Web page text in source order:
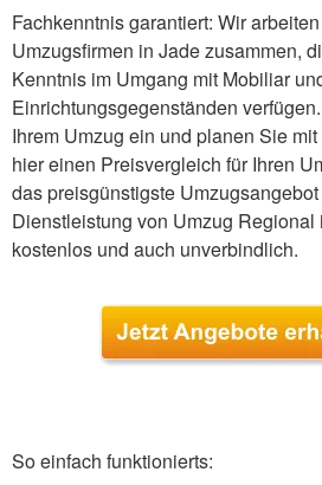
Fachkenntnis garantiert: Wir
Umzugsfirmen in Jade zusammen,
Kenntnis im Umgang mit Mobiliar
Einrichtungsgegenständen
Ihrem Umzug ein und planen Sie
hier einen Preisvergleich für Ihren
das preisgünstigste
Dienstleistung von Umzug Regional
kostenlos und auch unverbindlich.
So einfach funktionierts: